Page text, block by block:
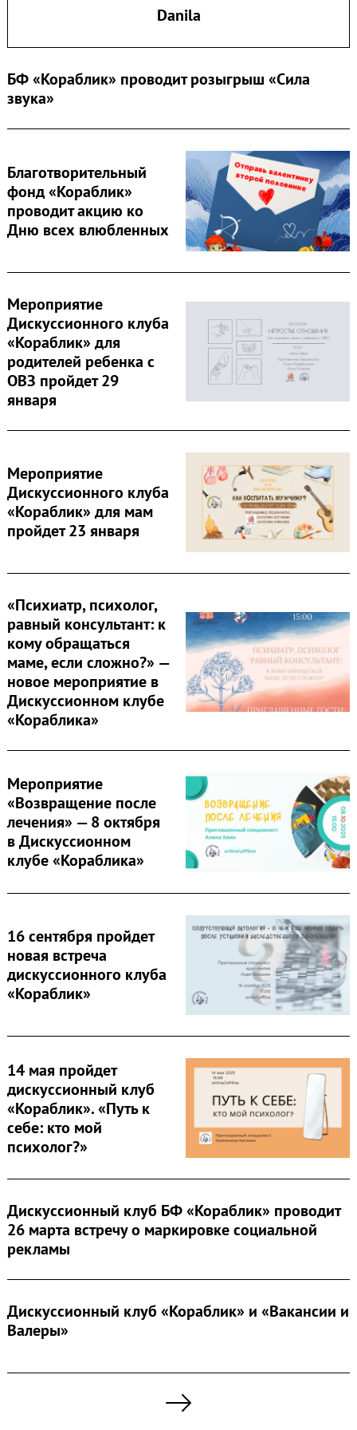
Danila
БФ «Кораблик» проводит розыгрыш «Сила
звука»
Благотворительный
фонд «Кораблик»
проводит акцию ко
Дню всех влюбленных
Мероприятие
Дискуссионного клуба
«Кораблик» для
родителей ребенка с
ОВЗ пройдет 29
января
Мероприятие
Дискуссионного клуба
«Кораблик» для мам
пройдет 23 января
«Психиатр, психолог,
равный консультант: к
кому обращаться
маме, если сложно?» —
новое мероприятие в
Дискуссионном клубе
«Кораблика»
Мероприятие
«Возвращение после
лечения» — 8 октября
в Дискуссионном
клубе «Кораблика»
16 сентября пройдет
новая встреча
дискуссионного клуба
«Кораблик»
14 мая пройдет
дискуссионный клуб
«Кораблик». «Путь к
себе: кто мой
психолог?»
Дискуссионный клуб БФ «Кораблик» проводит
26 марта встречу о маркировке социальной
рекламы
Дискуссионный клуб «Кораблик» и «Вакансии и
Валеры»
Next
Search
for: